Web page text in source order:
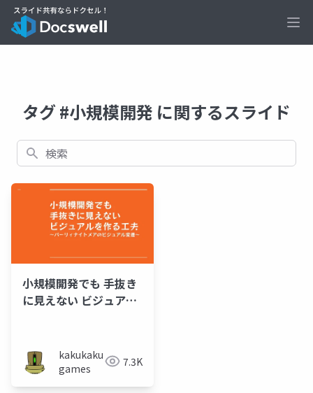
タグ #小規模開発 に関するスライド
検索
小規模開発でも 手抜き
に見えない ビジュアル
ル変遷～kakukaku
games
7.3K